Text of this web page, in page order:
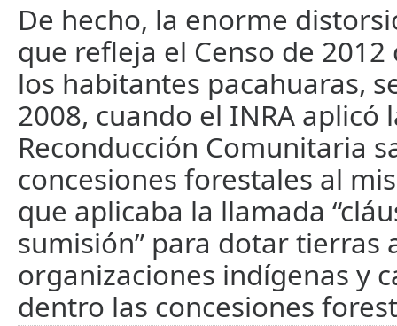
De hecho, la enorme
que refleja el Censo de
los habitantes pacahuaras,
2008, cuando el INRA aplicó
Reconducción Comunitaria
concesiones forestales al
que aplicaba la llamada
sumisión” para dotar tierras
organizaciones indígenas y
dentro las concesiones